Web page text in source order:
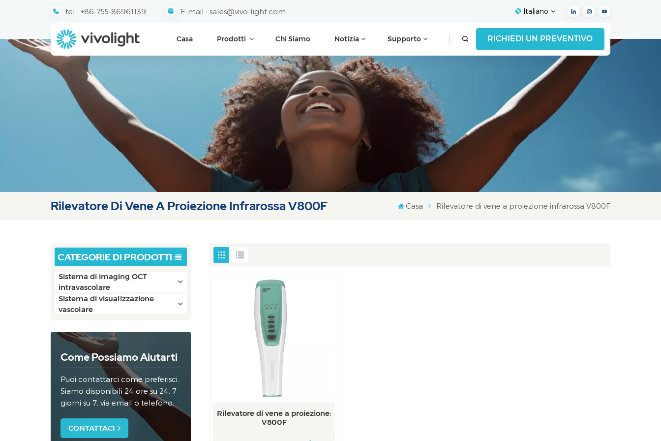
tel : +86-755-86961139 E-mail : sales@vivo-light.com Italiano
English
Español
Italiano
العربية
Casa Prodotti Chi Siamo Notizia Supporto RICHIEDI UN PREVENTIVO
Rilevatore Di Vene A Proiezione Infrarossa V800F Casa Rilevatore di vene a proiezione infrarossa V800F
CATEGORIE DI PRODOTTI
Sistema di imaging OCT
intravascolare
Sistema di visualizzazione
vascolare
Come Possiamo Aiutarti
Puoi contattarci come preferisci.
Siamo disponibili 24 ore su 24, 7
giorni su 7, via email o telefono.
CONTATTACI
Rilevatore di vene a proiezione:
V800F